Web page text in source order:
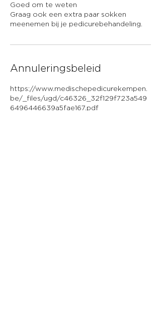
Goed om te weten
Graag ook een extra paar sokken
Annuleringsbeleid
https://www.medischepedicurekempen.
be/_files/ugd/c46326_32f129f723a549
6496446639a5fae167.pdf